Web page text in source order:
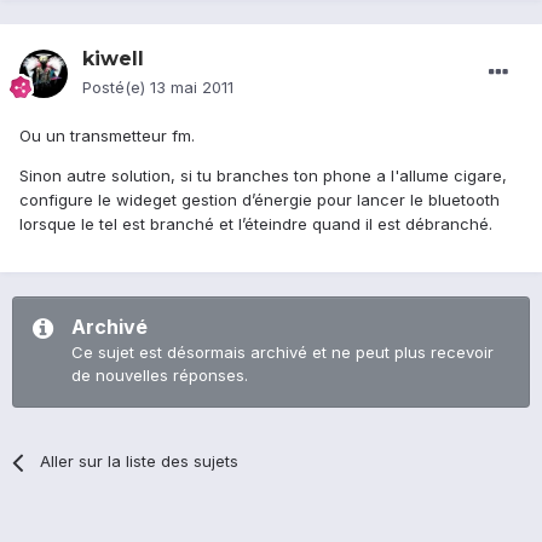
kiwell
Posté(e) 13 mai 2011
Ou un transmetteur fm.
Sinon autre solution, si tu branches ton phone a l'allume cigare,
configure le wideget gestion d’énergie pour lancer le bluetooth
lorsque le tel est branché et l’éteindre quand il est débranché.
Archivé
Ce sujet est désormais archivé et ne peut plus recevoir
de nouvelles réponses.
Aller sur la liste des sujets